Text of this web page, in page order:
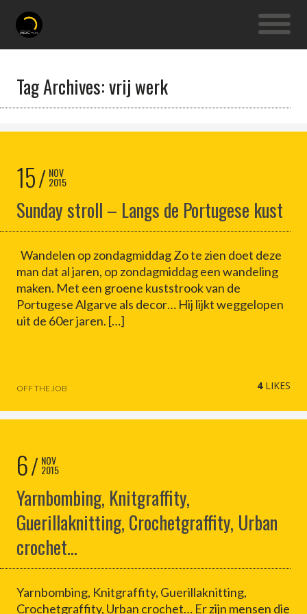
Tag Archives: vrij werk
15 NOV
2015
Sunday stroll – Langs de Portugese kust
Wandelen op zondagmiddag Zo te zien doet deze
man dat al jaren, op zondagmiddag een wandeling
maken. Met een groene kuststrook van de
Portugese Algarve als decor… Hij lijkt weggelopen
uit de 60er jaren. […]
OFF THE JOB 4LIKES
6 NOV
2015
Yarnbombing, Knitgraffity,
Guerillaknitting, Crochetgraffity, Urban
crochet…
Yarnbombing, Knitgraffity, Guerillaknitting,
Crochetgraffity, Urban crochet… Er zijn mensen die